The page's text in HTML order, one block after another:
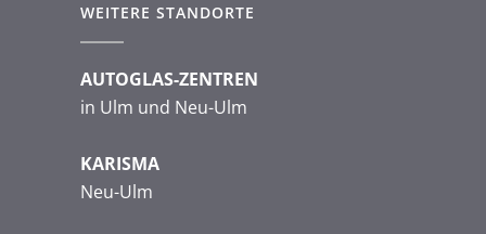
WEITERE STANDORTE
AUTOGLAS-ZENTREN
in Ulm und Neu-Ulm
KARISMA
Neu-Ulm